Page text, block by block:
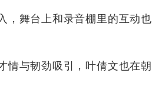
，舞台上和录音棚里的互动也
情与韧劲吸引，叶倩文也在朝